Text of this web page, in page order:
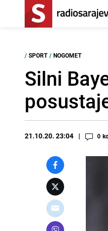
/ SPORT / NOGOMET
Silni
21.10.20. 23:04 0